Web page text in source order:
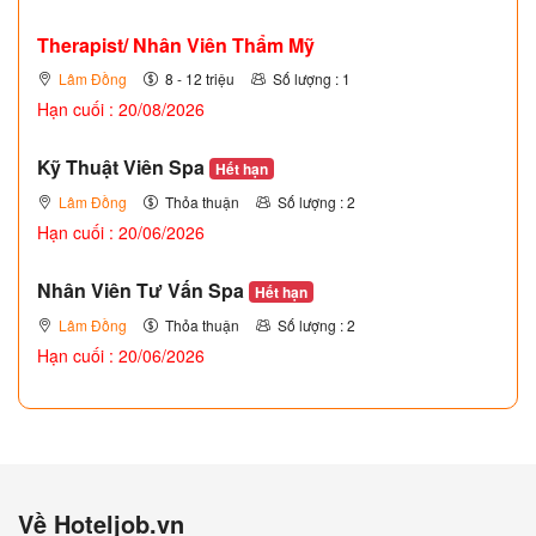
Therapist/ Nhân Viên Thẩm Mỹ
Lâm Đồng 8 - 12 triệu Số lượng : 1
Hạn cuối : 20/08/2026
Kỹ Thuật Viên Spa Hết hạn
Lâm Đồng Thỏa thuận Số lượng : 2
Hạn cuối : 20/06/2026
Nhân Viên Tư Vấn Spa Hết hạn
Lâm Đồng Thỏa thuận Số lượng : 2
Hạn cuối : 20/06/2026
Về Hoteljob.vn